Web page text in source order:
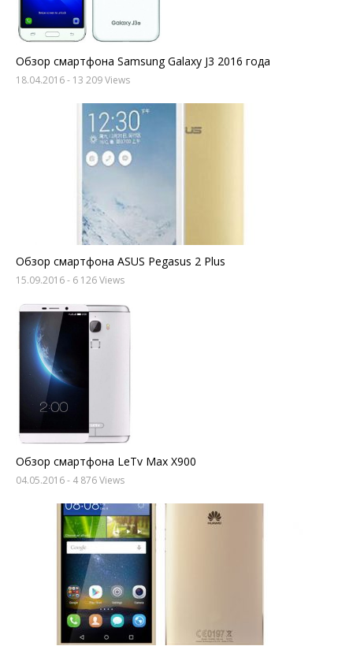
Обзор смартфона Samsung Galaxy J3 2016 года
18.04.2016- 13 209 Views
Обзор смартфона ASUS Pegasus 2 Plus
15.09.2016- 6 126 Views
Обзор смартфона LeTv Max X900
04.05.2016- 4 876 Views